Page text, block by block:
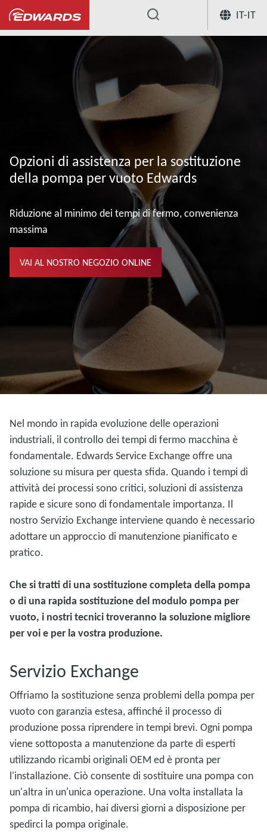
IT-IT
... I nostri servizi di assistenza per pompe
Opzioni di assistenza per la sostituzione
della pompa per vuoto Edwards
Riduzione al minimo dei tempi di fermo, convenienza
massima
VAI AL NOSTRO NEGOZIO ONLINE
Nel mondo in rapida evoluzione delle operazioni
industriali, il controllo dei tempi di fermo macchina è
fondamentale. Edwards Service Exchange offre una
soluzione su misura per questa sfida. Quando i tempi di
attività dei processi sono critici, soluzioni di assistenza
rapide e sicure sono di fondamentale importanza. Il
nostro Servizio Exchange interviene quando è necessario
adottare un approccio di manutenzione pianificato e
pratico.
Che si tratti di una sostituzione completa della pompa
o di una rapida sostituzione del modulo pompa per
vuoto, i nostri tecnici troveranno la soluzione migliore
per voi e per la vostra produzione.
Servizio Exchange
Offriamo la sostituzione senza problemi della pompa per
vuoto con garanzia estesa, affinché il processo di
produzione possa riprendere in tempi brevi. Ogni pompa
viene sottoposta a manutenzione da parte di esperti
utilizzando ricambi originali OEM ed è pronta per
l'installazione. Ciò consente di sostituire una pompa con
un'altra in un'unica operazione. Una volta installata la
pompa di ricambio, hai diversi giorni a disposizione per
spedirci la pompa originale.